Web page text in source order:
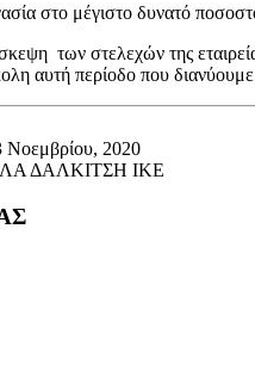
στο μέγιστο δυνατό
των στελεχών της
αυτή περίοδο που
Νοεμβρίου, 2020